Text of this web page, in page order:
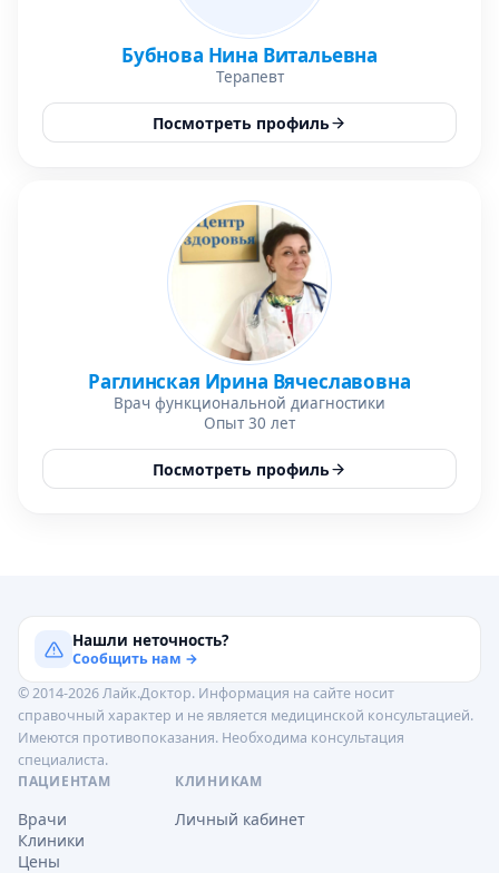
Бубнова Нина Витальевна
Терапевт
Посмотреть профиль
Раглинская Ирина Вячеславовна
Врач функциональной диагностики
Опыт 30 лет
Посмотреть профиль
Нашли неточность?
Сообщить нам →
© 2014-2026 Лайк.Доктор. Информация на сайте носит
справочный характер и не является медицинской консультацией.
Имеются противопоказания. Необходима консультация
специалиста.
ПАЦИЕНТАМ
Врачи
Клиники
Цены
КЛИНИКАМ
Личный кабинет